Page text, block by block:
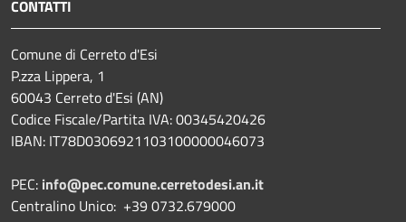
CONTATTI
Comune di Cerreto d'Esi
P.zza Lippera, 1
60043 Cerreto d'Esi (AN)
Codice Fiscale/Partita IVA: 00345420426
IBAN: IT78D0306921103100000046073
PEC: info@pec.comune.cerretodesi.an.it
Centralino Unico: +39 0732.679000